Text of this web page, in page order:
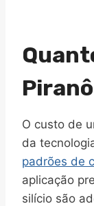
O custo de
da
padrões de
aplicação
silício são